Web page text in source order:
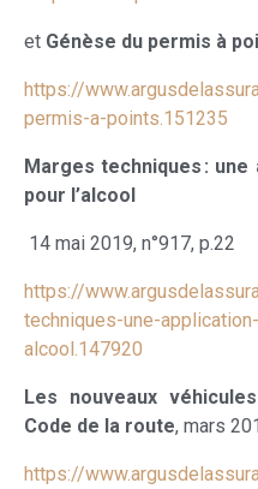
et Génèse du permis à
https://
permis-a-points.151235
Marges techniques :
pour l’alcool
14 mai 2019, n°917, p.22
https://
techniques-une-
alcool.147920
Les nouveaux
Code de la route, mars
https://